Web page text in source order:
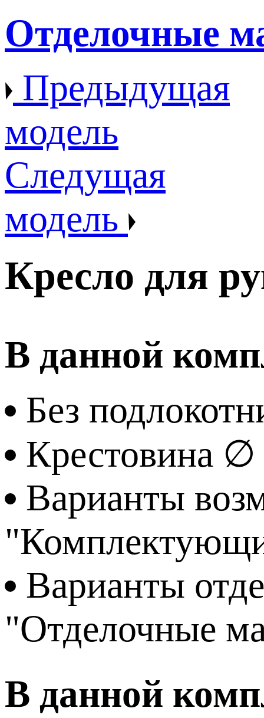
Отделочные
Предыдущая
модель
Следущая
модель
Кресло для
В данной
Без
Крестовина ∅
Варианты
Варианты
"Отделочные
В данной